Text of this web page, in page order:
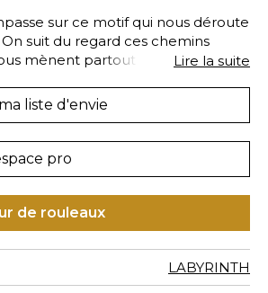
sur ce motif qui nous déroute
suit du regard ces chemins
mènent partout et à la fois nulle
linéaire dorée toujours chic, pour
pas une fausse piste !
Lire la suite
liste d'envie
pro
de rouleaux
LABYRINTH